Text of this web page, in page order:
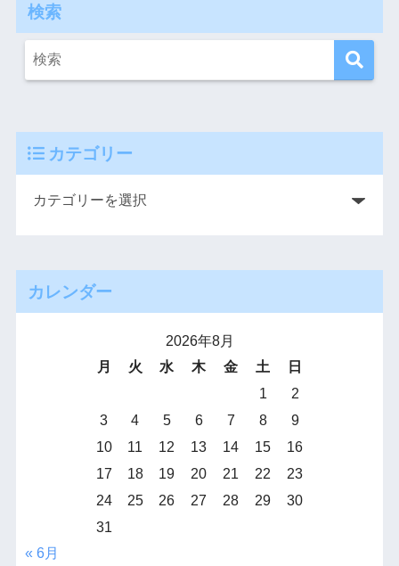
検索
カテゴリー
カレンダー
2026年8月
月
火 水 木 金 土
日
1
2
3
4 5 6 7 8
9
10
11 12 13 14 15
16
17
18 19 20 21 22
23
24
25 26 27 28 29
30
31
« 6月